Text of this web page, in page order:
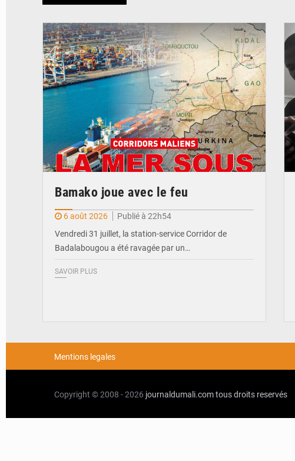
© JDM
Bamako joue avec le feu
6 août 2026
Publié à 22h54
Vendredi 31 juillet, la station-service Corridor de
Badalabougou a été ravagée par un…
SAVOIR PLUS
Mentions legales
Copyright © 2008 - 2026 journaldumali.comtous droits reservés